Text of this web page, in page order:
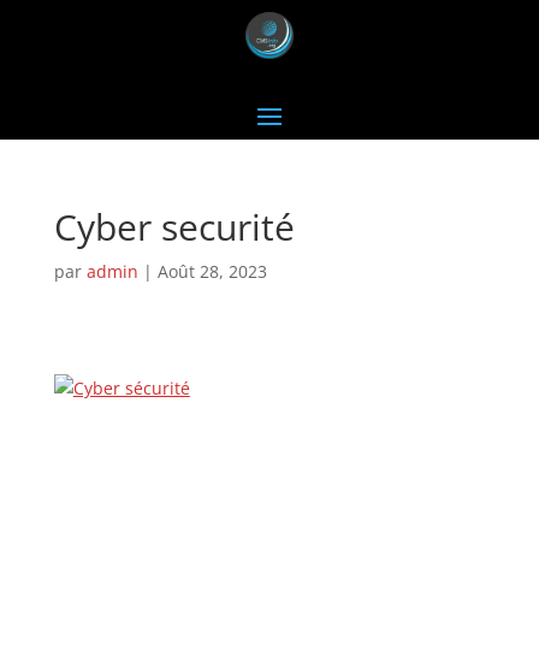
Cyber securité
par admin | Août 28, 2023